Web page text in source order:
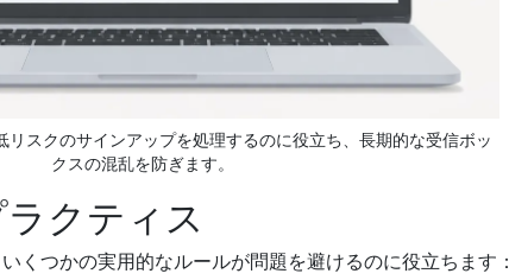
リスクのサインアップを処理するのに役立ち、長期的な受信ボッ
クスの混乱を防ぎます。
クティス
くつかの実用的なルールが問題を避けるのに役立ちます：